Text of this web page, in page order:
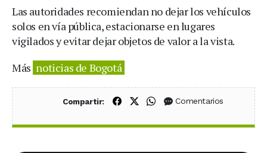
Las autoridades recomiendan no dejar los vehículos
solos en vía pública, estacionarse en lugares
vigilados y evitar dejar objetos de valor a la vista.
Más noticias de Bogotá
Compartir: Compartir en Facebook
Compartir en X (Twitter)
Compartir en WhatsApp
Comentarios